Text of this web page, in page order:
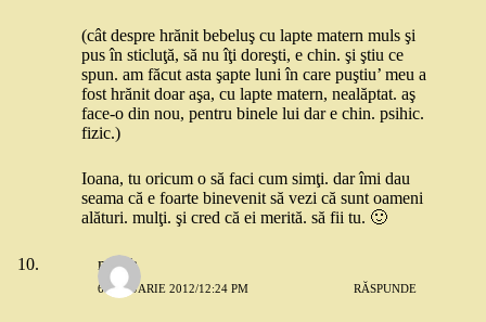
(cât despre hrănit bebeluş cu lapte matern muls şi
pus în sticluţă, să nu îţi doreşti, e chin. şi ştiu ce
spun. am făcut asta şapte luni în care puştiu’ meu a
fost hrănit doar aşa, cu lapte matern, nealăptat. aş
face-o din nou, pentru binele lui dar e chin. psihic.
fizic.)
Ioana, tu oricum o să faci cum simţi. dar îmi dau
seama că e foarte binevenit să vezi că sunt oameni
alături. mulţi. şi cred că ei merită. să fii tu. 🙂
nusch
6 IANUARIE 2012/12:24 PM RĂSPUNDE